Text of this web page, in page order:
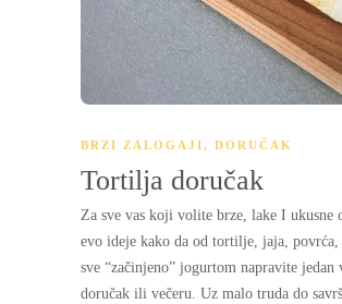
BRZI ZALOGAJI, DORUČAK
Tortilja doručak
Za sve vas koji volite brze, lake I ukusne
evo ideje kako da od tortilje, jaja, povrća,
sve “začinjeno” jogurtom napravite jedan
doručak ili večeru. Uz malo truda do